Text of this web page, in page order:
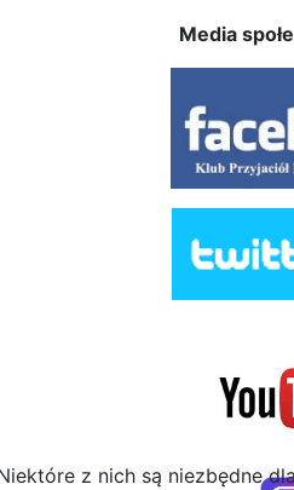
Media
z nich są niezbędne